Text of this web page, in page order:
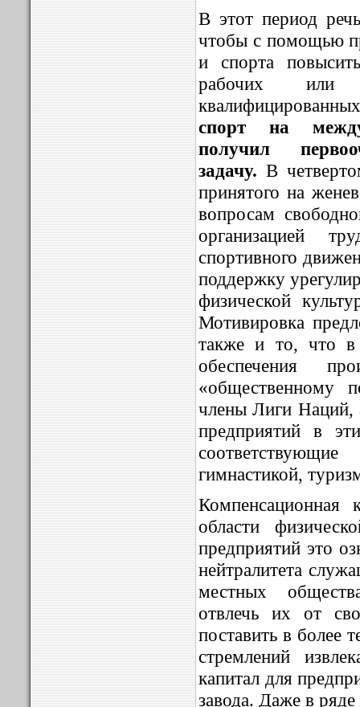
В этот период
чтобы с помощью
и спорта
рабочих или
спорт на
получил
задачу. В
принятого на
вопросам
организацией
спортивного
поддержку
физической
Мотивировка
также и то, что в
обеспечения
«общественному
члены Лиги Наций,
предприятий в
гимнастикой,
Компенсационная
области
предприятий это
нейтралитета
местных
отвлечь их от
поставить в более
стремлений
капитал для
завода. Даже в